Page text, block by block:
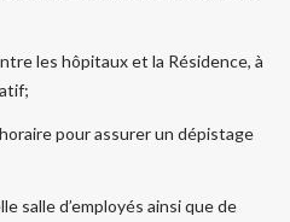
les hôpitaux et la Résidence, à
pour assurer un dépistage
salle d’employés ainsi que de